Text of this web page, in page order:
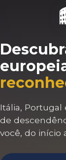
Itália, Portugal
de
você, do início